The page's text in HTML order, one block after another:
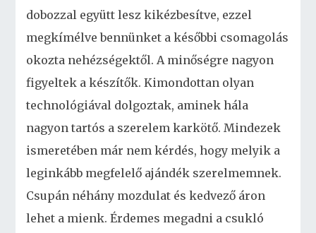
dobozzal együtt lesz kikézbesítve, ezzel
megkímélve bennünket a későbbi csomagolás
okozta nehézségektől. A minőségre nagyon
figyeltek a készítők. Kimondottan olyan
technológiával dolgoztak, aminek hála
nagyon tartós a szerelem karkötő. Mindezek
ismeretében már nem kérdés, hogy melyik a
leginkább megfelelő ajándék szerelmemnek.
Csupán néhány mozdulat és kedvező áron
lehet a mienk. Érdemes megadni a csukló